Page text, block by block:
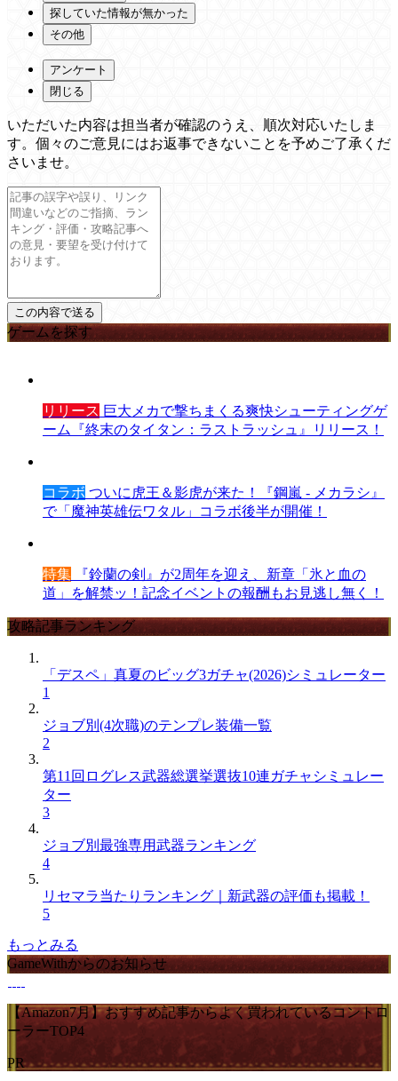
探していた情報が無かった
その他
アンケート
閉じる
いただいた内容は担当者が確認のうえ、順次対応いたしま
す。個々のご意見にはお返事できないことを予めご了承くだ
さいませ。
ゲームを探す
リリース 巨大メカで撃ちまくる爽快シューティングゲ
ーム『終末のタイタン：ラストラッシュ』リリース！
コラボ ついに虎王＆影虎が来た！『鋼嵐 - メカラシ』
で「魔神英雄伝ワタル」コラボ後半が開催！
特集 『鈴蘭の剣』が2周年を迎え、新章「氷と血の
道」を解禁ッ！記念イベントの報酬もお見逃し無く！
攻略記事ランキング
「デスペ」真夏のビッグ3ガチャ(2026)シミュレーター
1
ジョブ別(4次職)のテンプレ装備一覧
2
第11回ログレス武器総選挙選抜10連ガチャシミュレー
ター
3
ジョブ別最強専用武器ランキング
4
リセマラ当たりランキング｜新武器の評価も掲載！
5
もっとみる
GameWithからのお知らせ
【Amazon7月】おすすめ記事からよく買われているコントロ
ーラーTOP4
PR